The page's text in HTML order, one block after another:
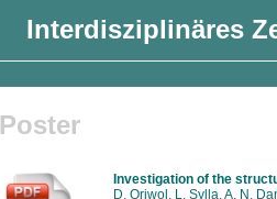
Interdisziplinäres
Poster
Investigation of the
D. Oriwol, L. Sylla, A. N.